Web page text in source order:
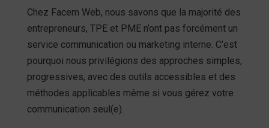
Chez Facem Web, nous savons que la majorité des
entrepreneurs, TPE et PME n’ont pas forcément un
service communication ou marketing interne. C’est
pourquoi nous privilégions des approches simples,
progressives, avec des outils accessibles et des
méthodes applicables même si vous gérez votre
communication seul(e).